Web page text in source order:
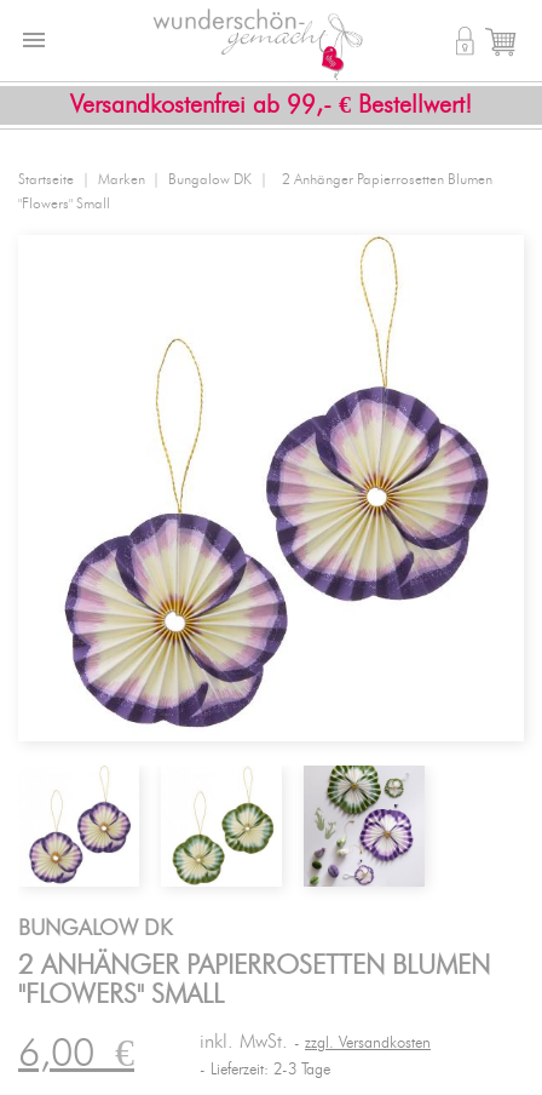
Versandkostenfrei ab 99,- € Bestellwert!
 shopping_cart

Startseite Marken Bungalow DK
2 Anhänger Papierrosetten Blumen
"Flowers" Small
BUNGALOW DK
2 ANHÄNGER PAPIERROSETTEN BLUMEN
"FLOWERS" SMALL
6,00€ inkl. MwSt.
zzgl. Versandkosten
Lieferzeit: 2-3 Tage